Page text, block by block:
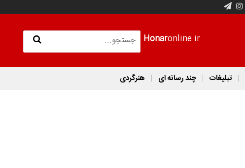
Honaronline.ir
تبلیغات چند رسانه ای هنرگردی